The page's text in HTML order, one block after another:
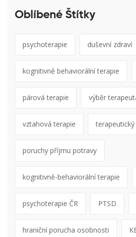
Oblíbené Štítky
psychoterapie duševní zdraví
kognitivně behaviorální terapie
párová terapie výběr
vztahová terapie
poruchy příjmu potravy
kognitivně-behaviorální terapie
psychoterapie ČR PTSD
hraniční porucha osobnosti